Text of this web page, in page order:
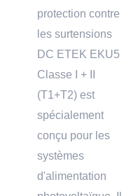
protection contre
les surtensions
DC ETEK EKU5
Classe I + II
(T1+T2) est
spécialement
conçu pour les
systèmes
d'alimentation